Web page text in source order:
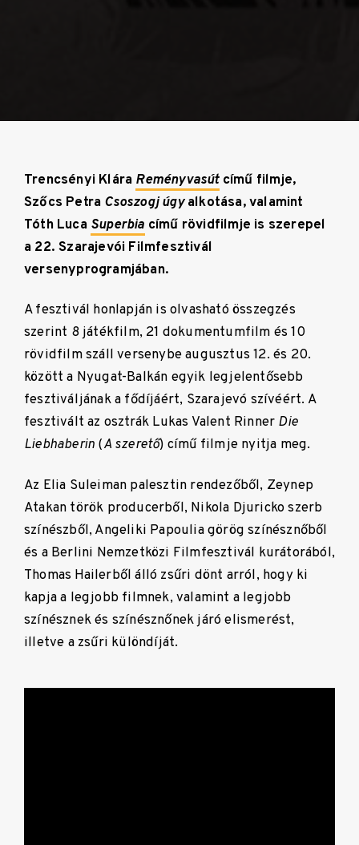
Trencsényi Klára Reményvasútcímű filmje,
Szőcs Petra Csoszogj úgyalkotása, valamint
Tóth Luca Superbia című rövidfilmje is szerepel
a 22. Szarajevói Filmfesztivál
versenyprogramjában.
A fesztivál honlapján is olvasható összegzés
szerint 8 játékfilm, 21 dokumentumfilm és 10
rövidfilm száll versenybe augusztus 12. és 20.
között a Nyugat-Balkán egyik legjelentősebb
fesztiváljának a fődíjáért, Szarajevó szívéért. A
fesztivált az osztrák Lukas Valent Rinner Die
Liebhaberin (A szerető) című filmje nyitja meg.
Az Elia Suleiman palesztin rendezőből, Zeynep
Atakan török producerből, Nikola Djuricko szerb
színészből, Angeliki Papoulia görög színésznőből
és a Berlini Nemzetközi Filmfesztivál kurátorából,
Thomas Hailerből álló zsűri dönt arról, hogy ki
kapja a legjobb filmnek, valamint a legjobb
színésznek és színésznőnek járó elismerést,
illetve a zsűri különdíját.